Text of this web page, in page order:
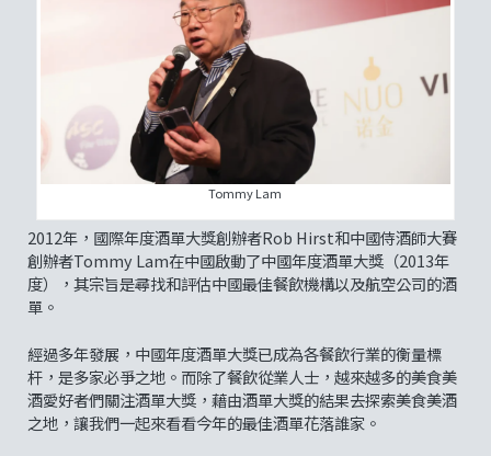
Tommy Lam
2012年，國際年度酒單大獎創辦者Rob Hirst和中國侍酒師大賽
創辦者Tommy Lam在中國啟動了中國年度酒單大獎（2013年
度），其宗旨是尋找和評估中國最佳餐飲機構以及航空公司的酒
單。
經過多年發展，中國年度酒單大獎已成為各餐飲行業的衡量標
杆，是多家必爭之地。而除了餐飲從業人士，越來越多的美食美
酒愛好者們關注酒單大獎，藉由酒單大獎的結果去探索美食美酒
之地，讓我們一起來看看今年的最佳酒單花落誰家。